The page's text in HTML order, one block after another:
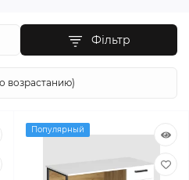
Фільтр
Популярный